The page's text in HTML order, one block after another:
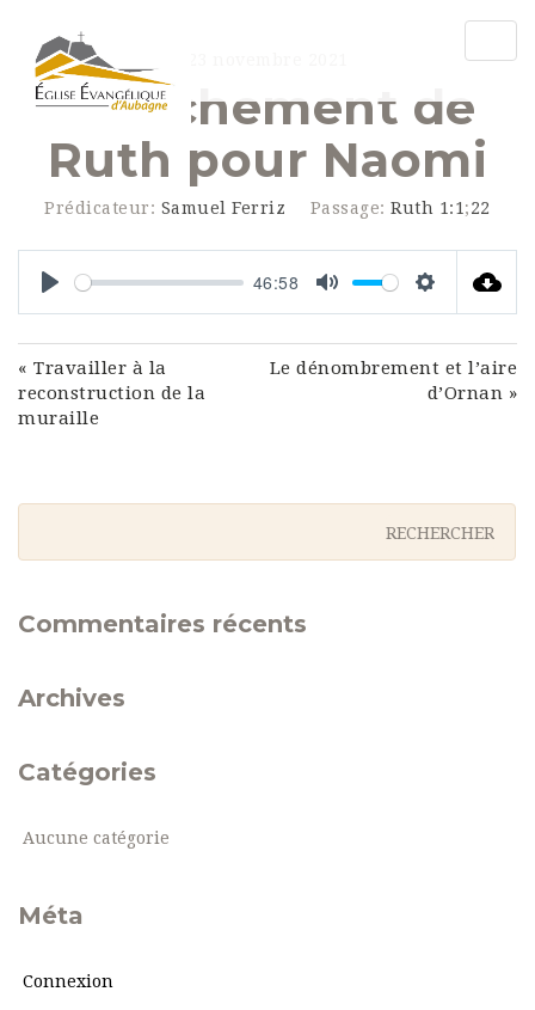
Attachement de
Ruth pour Naomi
Prédicateur: Samuel Ferriz Passage: Ruth 1:1;22
Play
46:58
Mute Settings
« Travailler à la
reconstruction de la
muraille
Le dénombrement et l’aire
d’Ornan »
Commentaires récents
Archives
Catégories
Aucune catégorie
Méta
Connexion